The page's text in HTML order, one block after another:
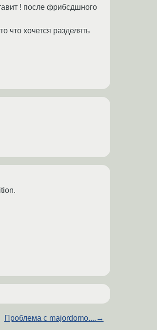
! после фрибсдшного
что хочется разделять
Проблема с majordomo.... →